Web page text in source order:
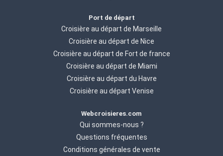
Port de départ
Croisière au départ de Marseille
Croisière au départ de Nice
Croisière au départ de Fort de france
Croisière au départ de Miami
Croisière au départ du Havre
Croisière au départ Venise
Webcroisieres.com
Qui sommes-nous ?
Questions fréquentes
Conditions générales de vente